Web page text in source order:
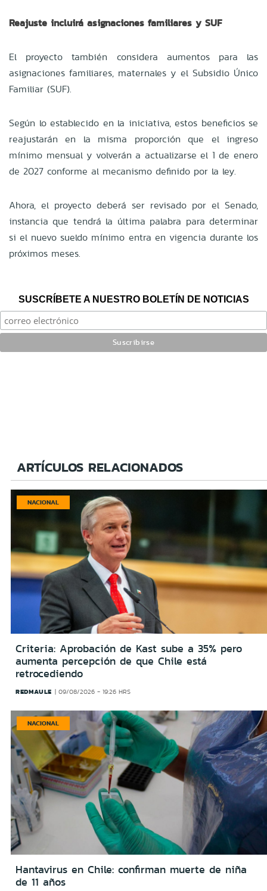
Reajuste incluirá asignaciones familiares y SUF
El proyecto también considera aumentos para las
asignaciones familiares, maternales y el Subsidio Único
Familiar (SUF).
Según lo establecido en la iniciativa, estos beneficios se
reajustarán en la misma proporción que el ingreso
mínimo mensual y volverán a actualizarse el 1 de enero
de 2027 conforme al mecanismo definido por la ley.
Ahora, el proyecto deberá ser revisado por el Senado,
instancia que tendrá la última palabra para determinar
si el nuevo sueldo mínimo entra en vigencia durante los
próximos meses.
SUSCRÍBETE A NUESTRO BOLETÍN DE NOTICIAS
ARTÍCULOS RELACIONADOS
NACIONAL
Criteria: Aprobación de Kast sube a 35% pero
aumenta percepción de que Chile está
retrocediendo
REDMAULE 09/08/2026 - 19:26 HRS
NACIONAL
Hantavirus en Chile: confirman muerte de niña
de 11 años